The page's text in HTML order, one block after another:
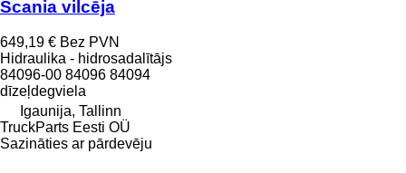
Scania vilcēja
649,19 € Bez PVN
Hidraulika - hidrosadalītājs
84096-00 84096 84094
dīzeļdegviela
Igaunija, Tallinn
TruckParts Eesti OÜ
Sazināties ar pārdevēju